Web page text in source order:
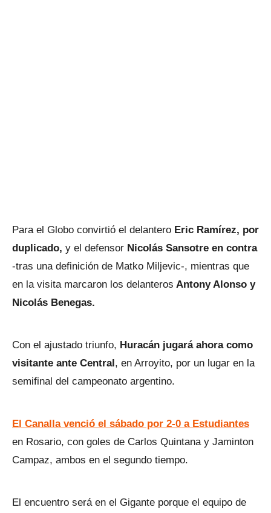
Para el Globo convirtió el delantero Eric Ramírez, por
duplicado, y el defensor Nicolás Sansotre en contra
-tras una definición de Matko Miljevic-, mientras que
en la visita marcaron los delanteros Antony Alonso y
Nicolás Benegas.
Con el ajustado triunfo, Huracán jugará ahora como
visitante ante Central, en Arroyito, por un lugar en la
semifinal del campeonato argentino.
El Canalla venció el sábado por 2-0 a Estudiantes
en Rosario, con goles de Carlos Quintana y Jaminton
Campaz, ambos en el segundo tiempo.
El encuentro será en el Gigante porque el equipo de